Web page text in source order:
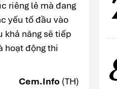
riêng lẻ mà đang
yếu tố đầu vào
khả năng sẽ tiếp
hoạt động thi
Cem.Info (TH)